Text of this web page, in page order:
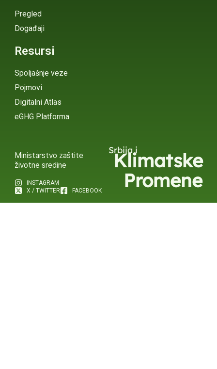
Pregled
Događaji
Resursi
Spoljašnje veze
Pojmovi
Digitalni Atlas
eGHG Platforma
Ministarstvo zaštite
životne sredine
INSTAGRAM
X / TWITTER
FACEBOOK
Srbija i
Klimatske
Promene